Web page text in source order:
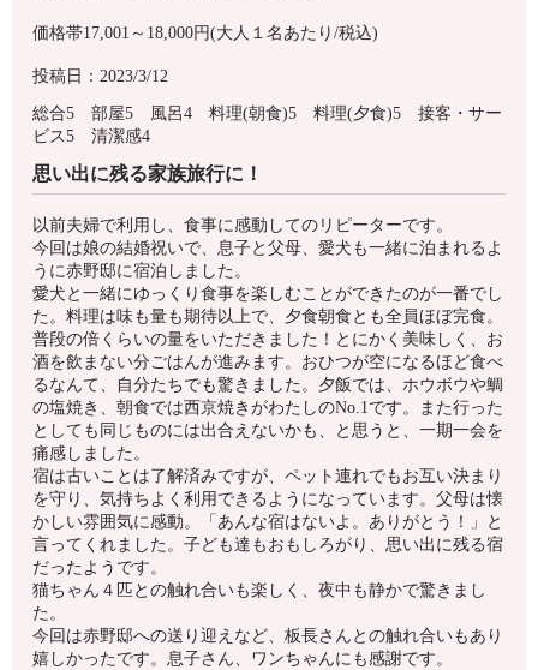
価格帯17,001～18,000円(大人１名あたり/税込)
投稿日：2023/3/12
総合5 部屋5 風呂4 料理(朝食)5 料理(夕食)5 接客・サー
ビス5 清潔感4
思い出に残る家族旅行に！
以前夫婦で利用し、食事に感動してのリピーターです。
今回は娘の結婚祝いで、息子と父母、愛犬も一緒に泊まれるよ
うに赤野邸に宿泊しました。
愛犬と一緒にゆっくり食事を楽しむことができたのが一番でし
た。料理は味も量も期待以上で、夕食朝食とも全員ほぼ完食。
普段の倍くらいの量をいただきました！とにかく美味しく、お
酒を飲まない分ごはんが進みます。おひつが空になるほど食べ
るなんて、自分たちでも驚きました。夕飯では、ホウボウや鯛
の塩焼き、朝食では西京焼きがわたしのNo.1です。また行った
としても同じものには出合えないかも、と思うと、一期一会を
痛感しました。
宿は古いことは了解済みですが、ペット連れでもお互い決まり
を守り、気持ちよく利用できるようになっています。父母は懐
かしい雰囲気に感動。「あんな宿はないよ。ありがとう！」と
言ってくれました。子ども達もおもしろがり、思い出に残る宿
だったようです。
猫ちゃん４匹との触れ合いも楽しく、夜中も静かで驚きまし
た。
今回は赤野邸への送り迎えなど、板長さんとの触れ合いもあり
嬉しかったです。息子さん、ワンちゃんにも感謝です。